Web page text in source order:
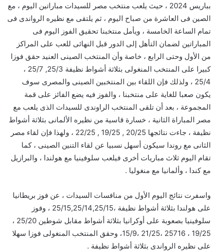
بباريس 2024 ، حيث يلعب منتخب مصر للسيدات مباراتين اليوم ، مع
الصين فى العاشرة من صباح اليوم ، ثم يلتقى مع نظيره الرواندى فى
تمام الساعة الخامسة ، ويأمل منتخبنا تحقيق الفوز اليوم فى
المباراتين لضمان التأهل إلى الدور قبل النهائى للعب على المراكز
من الأول وحتى الرابع ، خاصة وأن المنتخب الصينى العنيد حقق فوزا
كبيرا على المنتخب المنغولى بثلاثة أشواط نظيفة 25/3, 25/7 ،
25/4 ، ولذلك فإن اللقاء بين المنتخبين الصينى والمصرى سوف
يكون صعبا للغاية على منتخبنا ، والفوز فيه يضع الفائز على قمة
المجموعة ، بعد أن تلقى المنتخب الراوندى للسيدات الذى يلعب مع
مصر المباراة الثانية ، خسارة قاسية من نظيره الألمانى بثلاثة أشواط
نظيفة ، جاءت نتائجها 20/25 , 19/25 , 22/25 ، ولهذا فإن لقاء مصر
الثانى مع روندا سيكون أسهل نسبيا عن لقاء التنين الصينى ، كما
تقام اليوم ثلاث مباريات أخرى فيلعب سلوفينيا مع هولندا ، والبرازيل
مع كندا ، وألمانيا مع منغوليا .
واسفرت نتائج اليوم الأول من منافسات السيدات ، عن فوز بريطانيا
على هولندا بثلاثة أشواط نظيفة ،25/15,25/14,25/15 ، وفوز
سلوفينيا بصعوبة على أوكرانيا بثلاثة أشواط مقابل شوطين 25/20 ،
19/25 ، 25716 ،21/25 ،15/9، وحقق المنتخب المنغولى فوزا سهلا
على نظيره الرواندى بثلاثة أشواط نظيفة .